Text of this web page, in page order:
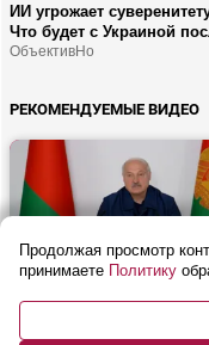
ИИ угрожает
Что будет с Украиной
СВО? | Почему Испанию
ОбъективНо
РЕКОМЕНДУЕМЫЕ ВИДЕО
16+
БАЛОВАТЬСЯ! |
ТОРГОВЛЕ: цены,
Продолжая просмотр
принимаете Политику